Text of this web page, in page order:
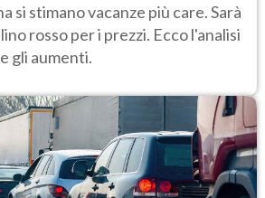
si stimano vacanze più care. Sarà
rosso per i prezzi. Ecco l'analisi
gli aumenti.